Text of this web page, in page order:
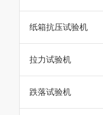
纸箱抗压试验机
拉力试验机
跌落试验机